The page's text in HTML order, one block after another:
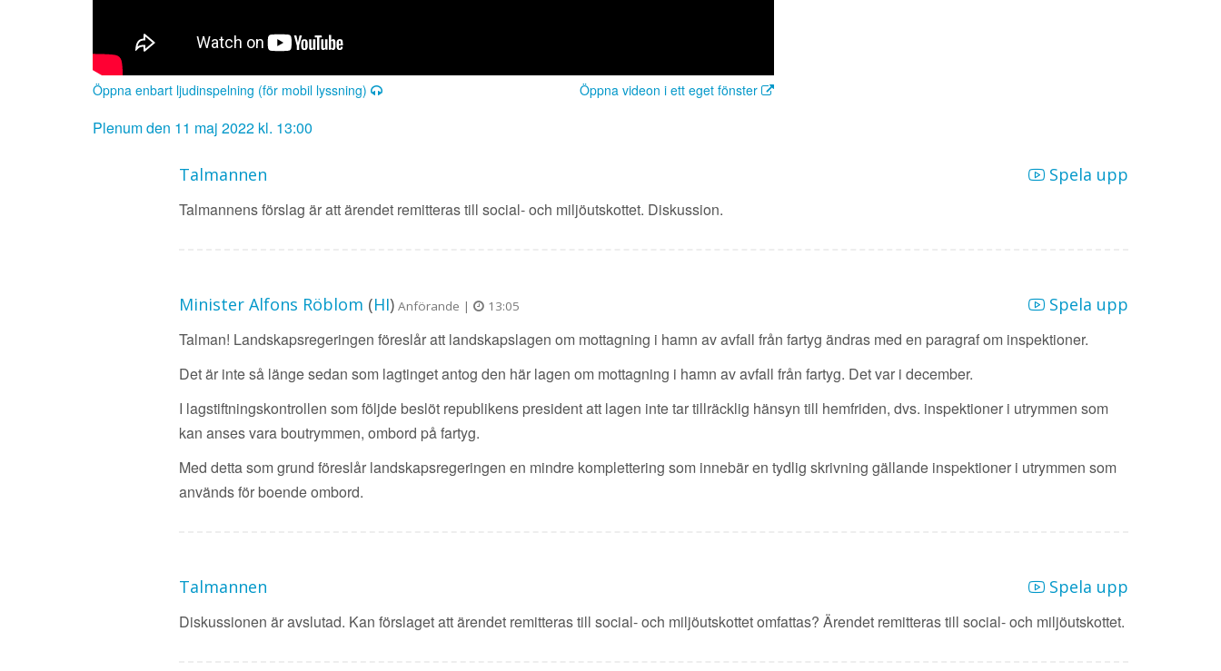
Öppna enbart ljudinspelning (för mobil lyssning) Öppna videon i ett eget fönster
Plenum den 11 maj 2022 kl. 13:00
Talmannen Spela upp
Talmannens förslag är att ärendet remitteras till social- och miljöutskottet. Diskussion.
Minister Alfons Röblom (HI) Anförande | 13:05 Spela upp
Talman! Landskapsregeringen föreslår att landskapslagen om mottagning i hamn av avfall från fartyg ändras med en paragraf om inspektioner.
Det är inte så länge sedan som lagtinget antog den här lagen om mottagning i hamn av avfall från fartyg. Det var i december.
I lagstiftningskontrollen som följde beslöt republikens president att lagen inte tar tillräcklig hänsyn till hemfriden, dvs. inspektioner i utrymmen som
kan anses vara boutrymmen, ombord på fartyg.
Med detta som grund föreslår landskapsregeringen en mindre komplettering som innebär en tydlig skrivning gällande inspektioner i utrymmen som
används för boende ombord.
Talmannen Spela upp
Diskussionen är avslutad. Kan förslaget att ärendet remitteras till social- och miljöutskottet omfattas? Ärendet remitteras till social- och miljöutskottet.